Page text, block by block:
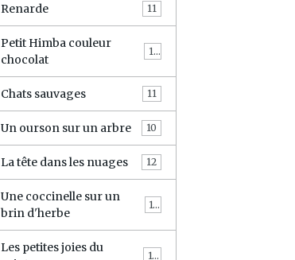
Renarde 11
Petit Himba couleur
chocolat
11
Chats sauvages 11
Un ourson sur un arbre 10
La tête dans les nuages 12
Une coccinelle sur un
brin d'herbe
10
Les petites joies du
10